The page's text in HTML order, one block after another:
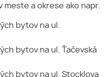
a okrese ako napr.
bytov na ul.
bytov na ul. Ťačevská
bytov na ul. Stocklova